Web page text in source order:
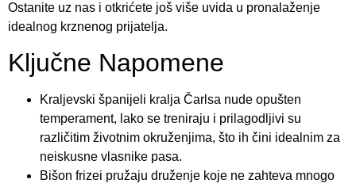
Ostanite uz nas i otkrićete još više uvida u pronalaženje
idealnog krznenog prijatelja.
Ključne Napomene
Kraljevski španijeli kralja Čarlsa nude opušten
temperament, lako se treniraju i prilagodljivi su
različitim životnim okruženjima, što ih čini idealnim za
neiskusne vlasnike pasa.
Bišon frizei pružaju druženje koje ne zahteva mnogo